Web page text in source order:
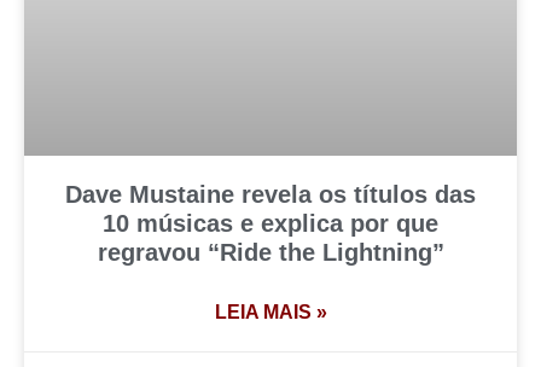
Dave Mustaine revela os títulos das
10 músicas e explica por que
regravou “Ride the Lightning”
LEIA MAIS »